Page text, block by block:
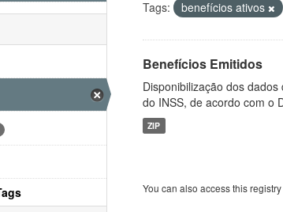
Tags: benefícios ativos
Benefícios Emitidos
Disponibilização dos
do INSS, de acordo com o
ZIP
You can also access this